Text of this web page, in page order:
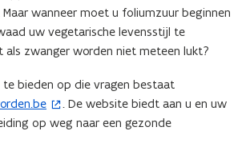
wanneer moet u foliumzuur beginnen
uw vegetarische levensstijl te
als zwanger worden niet meteen lukt?
bieden op die vragen bestaat
. De website biedt aan u en uw
op weg naar een gezonde